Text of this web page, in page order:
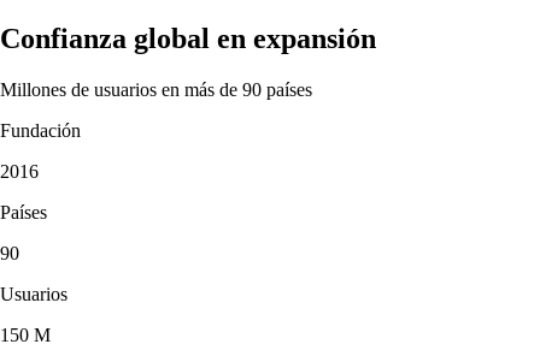
Confianza global en expansión
Millones de usuarios en más de 90 países
Fundación
2016
Países
90
Usuarios
150 M